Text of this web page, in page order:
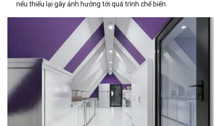
nếu thiếu lại gây ảnh hưởng tới quá trình chế biến.